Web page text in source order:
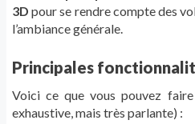
3D pour se rendre compte des
l’ambiance générale.
Principales
Voici ce que vous pouvez
exhaustive, mais très parlante) :